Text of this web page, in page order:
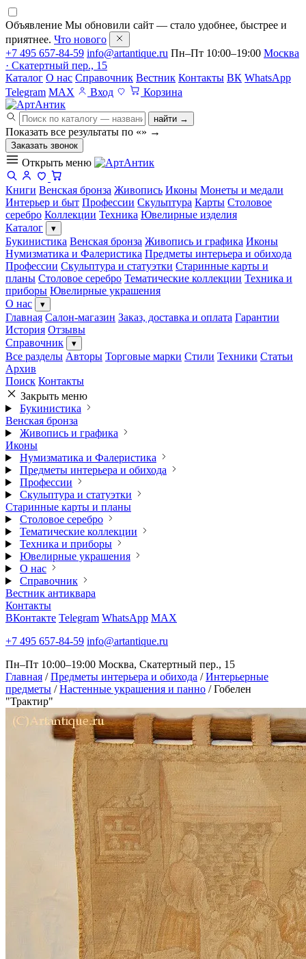
Объявление Мы обновили сайт — стало удобнее, быстрее и
приятнее. Что нового
+7 495 657-84-59 info@artantique.ru Пн–Пт 10:00–19:00 Москва
· Скатертный пер., 15
Каталог О нас Справочник Вестник Контакты ВК WhatsApp
Telegram MAX Вход Корзина
найти →
Показать все результаты по «» →
Заказать звонок
Открыть меню
Книги Венская бронза Живопись Иконы Монеты и медали
Интерьер и быт Профессии Скульптура Карты Столовое
серебро Коллекции Техника Ювелирные изделия
Каталог
▾
Букинистика Венская бронза Живопись и графика Иконы
Нумизматика и Фалеристика Предметы интерьера и обихода
Профессии Скульптура и статуэтки Старинные карты и
планы Столовое серебро Тематические коллекции Техника и
приборы Ювелирные украшения
О нас
▾
Главная Салон-магазин Заказ, доставка и оплата Гарантии
История Отзывы
Справочник
▾
Все разделы Авторы Торговые марки Стили Техники Статьи
Архив
Поиск Контакты
Закрыть меню
Букинистика
Венская бронза
Живопись и графика
Иконы
Нумизматика и Фалеристика
Предметы интерьера и обихода
Профессии
Скульптура и статуэтки
Старинные карты и планы
Столовое серебро
Тематические коллекции
Техника и приборы
Ювелирные украшения
О нас
Справочник
Вестник антиквара
Контакты
ВКонтакте Telegram WhatsApp MAX
+7 495 657-84-59 info@artantique.ru
Пн–Пт 10:00–19:00 Москва, Скатертный пер., 15
Главная / Предметы интерьера и обихода / Интерьерные
предметы / Настенные украшения и панно / Гобелен
"Трактир"